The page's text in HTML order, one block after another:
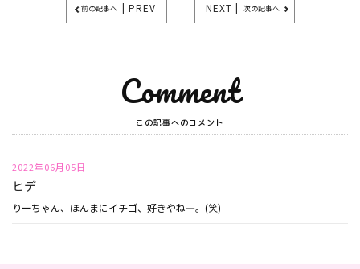
前の記事へ | PREV NEXT | 次の記事へ
Comment
この記事へのコメント
2022年06月05日
ヒデ
りーちゃん、ほんまにイチゴ、好きやね―。(笑)